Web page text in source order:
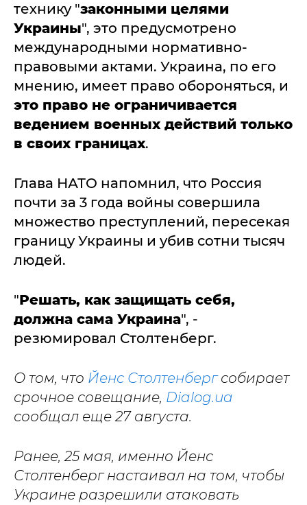
технику "законными целями
Украины", это предусмотрено
международными нормативно-
правовыми актами. Украина, по его
мнению, имеет право обороняться, и
это право не ограничивается
ведением военных действий только
в своих границах.
Глава НАТО напомнил, что Россия
почти за 3 года войны совершила
множество преступлений, пересекая
границу Украины и убив сотни тысяч
людей.
"Решать, как защищать себя,
должна сама Украина", -
резюмировал Столтенберг.
О том, что Йенс Столтенбергсобирает
срочное совещание, Dialog.ua
сообщал еще 27 августа.
Ранее, 25 мая, именно Йенс
Столтенберг настаивал на том, чтобы
Украине разрешили атаковать